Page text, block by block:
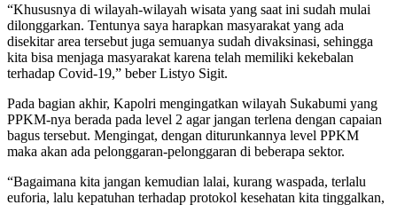
“Khususnya di wilayah-wilayah wisata yang saat ini sudah mulai
dilonggarkan. Tentunya saya harapkan masyarakat yang ada
disekitar area tersebut juga semuanya sudah divaksinasi, sehingga
kita bisa menjaga masyarakat karena telah memiliki kekebalan
terhadap Covid-19,” beber Listyo Sigit.
Pada bagian akhir, Kapolri mengingatkan wilayah Sukabumi yang
PPKM-nya berada pada level 2 agar jangan terlena dengan capaian
bagus tersebut. Mengingat, dengan diturunkannya level PPKM
maka akan ada pelonggaran-pelonggaran di beberapa sektor.
“Bagaimana kita jangan kemudian lalai, kurang waspada, terlalu
euforia, lalu kepatuhan terhadap protokol kesehatan kita tinggalkan,